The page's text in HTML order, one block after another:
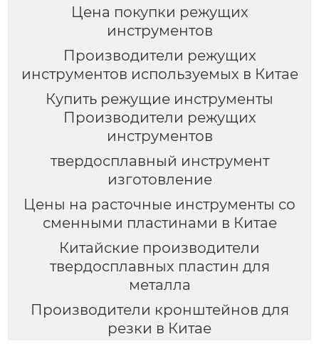
Цена покупки режущих
инструментов
Производители режущих
инструментов используемых в Китае
Купить режущие инструменты
Производители режущих
инструментов
твердосплавный инструмент
изготовление
Цены на расточные инструменты со
сменными пластинами в Китае
Китайские производители
твердосплавных пластин для
металла
Производители кронштейнов для
резки в Китае